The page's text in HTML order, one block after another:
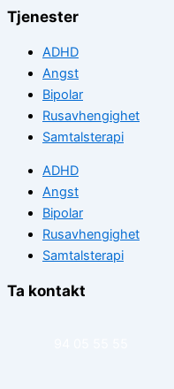
Tjenester
ADHD
Angst
Bipolar
Rusavhengighet
Samtalsterapi
ADHD
Angst
Bipolar
Rusavhengighet
Samtalsterapi
Ta kontakt